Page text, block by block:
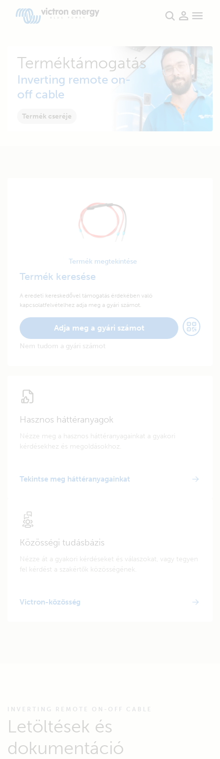
Terméktámogatás
Inverting remote on-
off cable
Termék cseréje
Termék megtekintése
Termék keresése
A eredeti kereskedővel támogatás érdekében való
kapcsolatfelvételhez adja meg a gyári számot.
Adja meg a gyári számot
Nem tudom a gyári számot
Hasznos háttéranyagok
Nézze meg a hasznos háttéranyagainkat a gyakori
kérdésekhez és megoldásokhoz.
Tekintse meg háttéranyagainkat
Közösségi tudásbázis
Nézze át a gyakori kérdéseket és válaszokat, vagy tegyen
fel kérdést a szakértők közösségének.
Victron-közösség
INVERTING REMOTE ON-OFF CABLE
Letöltések és
dokumentáció